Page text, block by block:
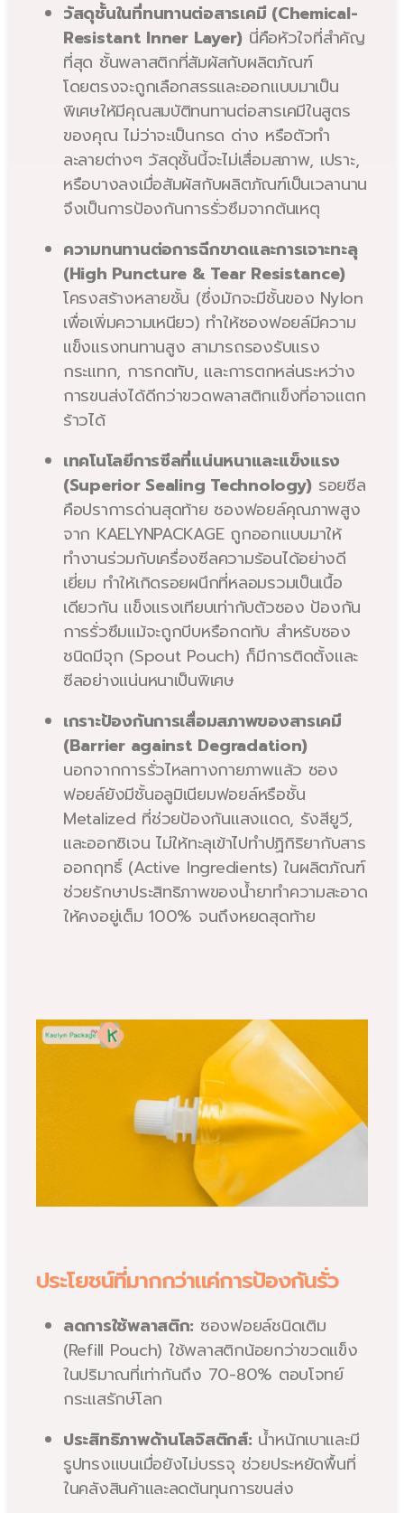
วัสดุชั้นในที่ทนทานต่อสารเคมี (Chemical-
Resistant Inner Layer) นี่คือหัวใจที่สำคัญ
ที่สุด ชั้นพลาสติกที่สัมผัสกับผลิตภัณฑ์
โดยตรงจะถูกเลือกสรรและออกแบบมาเป็น
พิเศษให้มีคุณสมบัติทนทานต่อสารเคมีในสูตร
ของคุณ ไม่ว่าจะเป็นกรด ด่าง หรือตัวทำ
ละลายต่างๆ วัสดุชั้นนี้จะไม่เสื่อมสภาพ, เปราะ,
หรือบางลงเมื่อสัมผัสกับผลิตภัณฑ์เป็นเวลานาน
จึงเป็นการป้องกันการรั่วซึมจากต้นเหตุ
ความทนทานต่อการฉีกขาดและการเจาะทะลุ
(High Puncture & Tear Resistance)
โครงสร้างหลายชั้น (ซึ่งมักจะมีชั้นของ Nylon
เพื่อเพิ่มความเหนียว) ทำให้ซองฟอยล์มีความ
แข็งแรงทนทานสูง สามารถรองรับแรง
กระแทก, การกดทับ, และการตกหล่นระหว่าง
การขนส่งได้ดีกว่าขวดพลาสติกแข็งที่อาจแตก
ร้าวได้
เทคโนโลยีการซีลที่แน่นหนาและแข็งแรง
(Superior Sealing Technology) รอยซีล
คือปราการด่านสุดท้าย ซองฟอยล์คุณภาพสูง
จาก KAELYNPACKAGE ถูกออกแบบมาให้
ทำงานร่วมกับเครื่องซีลความร้อนได้อย่างดี
เยี่ยม ทำให้เกิดรอยผนึกที่หลอมรวมเป็นเนื้อ
เดียวกัน แข็งแรงเทียบเท่ากับตัวซอง ป้องกัน
การรั่วซึมแม้จะถูกบีบหรือกดทับ สำหรับซอง
ชนิดมีจุก (Spout Pouch) ก็มีการติดตั้งและ
ซีลอย่างแน่นหนาเป็นพิเศษ
เกราะป้องกันการเสื่อมสภาพของสารเคมี
(Barrier against Degradation)
นอกจากการรั่วไหลทางกายภาพแล้ว ซอง
ฟอยล์ยังมีชั้นอลูมิเนียมฟอยล์หรือชั้น
Metalized ที่ช่วยป้องกันแสงแดด, รังสียูวี,
และออกซิเจน ไม่ให้ทะลุเข้าไปทำปฏิกิริยากับสาร
ออกฤทธิ์ (Active Ingredients) ในผลิตภัณฑ์
ช่วยรักษาประสิทธิภาพของน้ำยาทำความสะอาด
ให้คงอยู่เต็ม 100% จนถึงหยดสุดท้าย
ประโยชน์ที่มากกว่าแค่การป้องกันรั่ว
ลดการใช้พลาสติก: ซองฟอยล์ชนิดเติม
(Refill Pouch) ใช้พลาสติกน้อยกว่าขวดแข็ง
ในปริมาณที่เท่ากันถึง 70-80% ตอบโจทย์
กระแสรักษ์โลก
ประสิทธิภาพด้านโลจิสติกส์: น้ำหนักเบาและมี
รูปทรงแบนเมื่อยังไม่บรรจุ ช่วยประหยัดพื้นที่
ในคลังสินค้าและลดต้นทุนการขนส่ง